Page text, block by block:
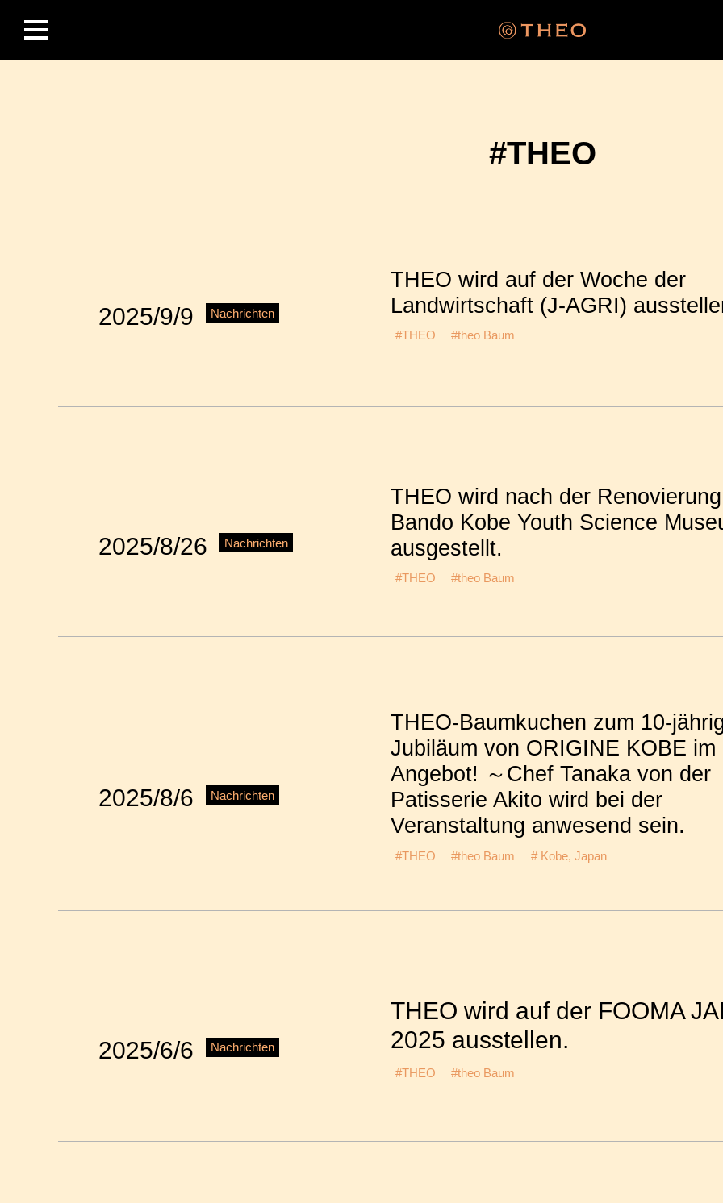
#THEO
2025/9/9 Nachrichten
THEO wird auf der Woche der
Landwirtschaft (J-AGRI)
#THEO #theo Baum
2025/8/26 Nachrichten
THEO wird nach der
Bando Kobe Youth Science
ausgestellt.
#THEO #theo Baum
2025/8/6 Nachrichten
THEO-Baumkuchen zum 10-
Jubiläum von ORIGINE KOBE im
Angebot! ～Chef Tanaka von der
Patisserie Akito wird bei der
Veranstaltung anwesend sein.
#THEO #theo Baum # Kobe, Japan
2025/6/6 Nachrichten
THEO wird auf der FOOMA
2025 ausstellen.
#THEO #theo Baum